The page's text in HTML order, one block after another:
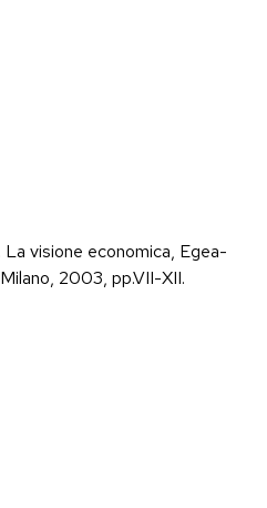
La visione economica, Egea-
2003, pp.VII-XII.